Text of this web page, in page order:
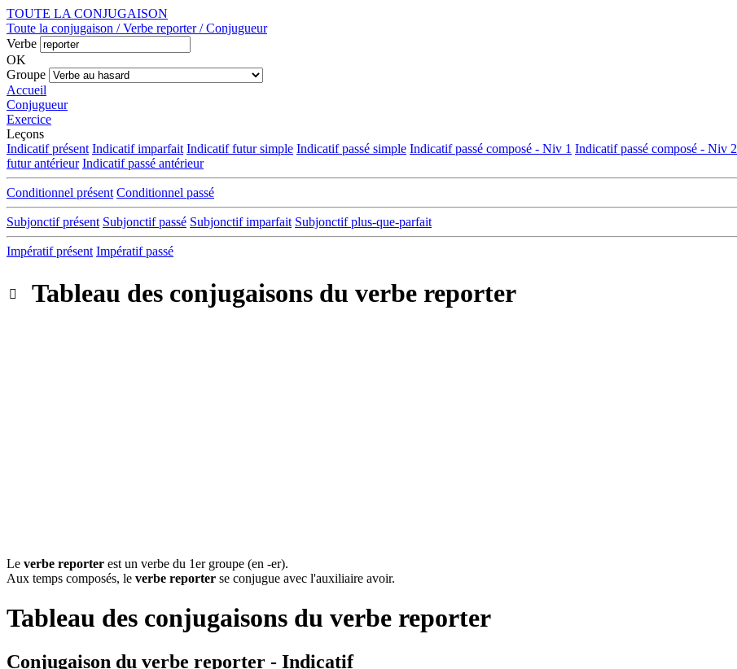
TOUTE LA CONJUGAISON
Toute la conjugaison / Verbe reporter / Conjugueur
Verbe
OK
Groupe
Accueil
Conjugueur
Exercice
Leçons
Indicatif présent Indicatif imparfait Indicatif futur simple Indicatif passé simple Indicatif passé composé - Niv 1 Indicatif passé composé - Niv 2
futur antérieur Indicatif passé antérieur
Conditionnel présent Conditionnel passé
Subjonctif présent Subjonctif passé Subjonctif imparfait Subjonctif plus-que-parfait
Impératif présent Impératif passé
 Tableau des conjugaisons du verbe reporter
Le verbe reporter est un verbe du 1er groupe (en -er).
Aux temps composés, le verbe reporter se conjugue avec l'auxiliaire avoir.
Tableau des conjugaisons du verbe reporter
Conjugaison du verbe reporter - Indicatif